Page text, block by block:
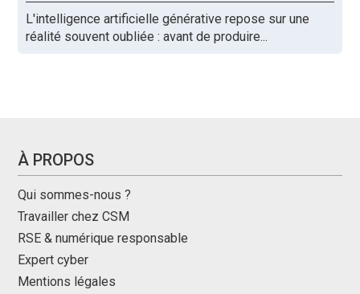
L'intelligence artificielle générative repose sur une
réalité souvent oubliée : avant de produire...
À PROPOS
Qui sommes-nous ?
Travailler chez CSM
RSE & numérique responsable
Expert cyber
Mentions légales